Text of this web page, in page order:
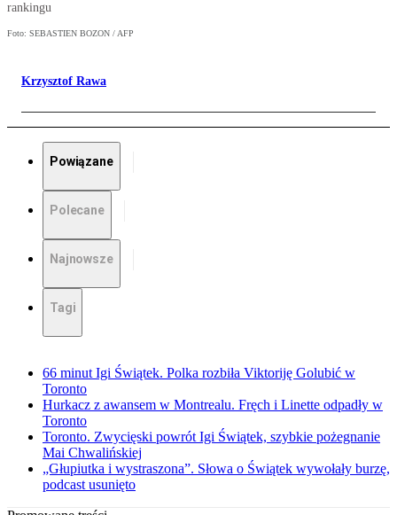
rankingu
Foto: SEBASTIEN BOZON / AFP
Krzysztof Rawa
Powiązane
Polecane
Najnowsze
Tagi
66 minut Igi Świątek. Polka rozbiła Viktoriję Golubić w
Toronto
Hurkacz z awansem w Montrealu. Fręch i Linette odpadły w
Toronto
Toronto. Zwycięski powrót Igi Świątek, szybkie pożegnanie
Mai Chwalińskiej
„Głupiutka i wystraszona”. Słowa o Świątek wywołały burzę,
podcast usunięto